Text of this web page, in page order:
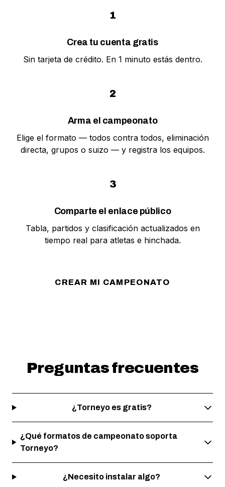
1
Crea tu cuenta gratis
Sin tarjeta de crédito. En 1 minuto estás dentro.
2
Arma el campeonato
Elige el formato — todos contra todos, eliminación
directa, grupos o suizo — y registra los equipos.
3
Comparte el enlace público
Tabla, partidos y clasificación actualizados en
tiempo real para atletas e hinchada.
CREAR MI CAMPEONATO
Preguntas frecuentes
¿Torneyo es gratis?
¿Qué formatos de campeonato soporta
Torneyo?
¿Necesito instalar algo?